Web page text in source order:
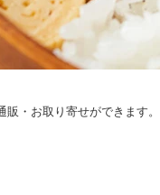
・お取り寄せができます。